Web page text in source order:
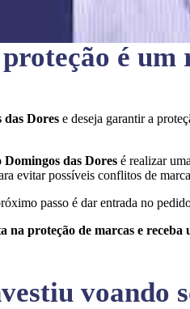
é um
das Dores e deseja garantir a
das Dores é realizar
evitar possíveis conflitos de
passo é dar entrada no
na proteção de marcas e
voando